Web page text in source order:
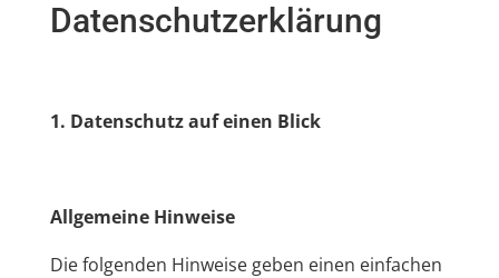
Datenschutzerklärung
1. Datenschutz auf einen Blick
Allgemeine Hinweise
Die folgenden Hinweise geben einen einfachen